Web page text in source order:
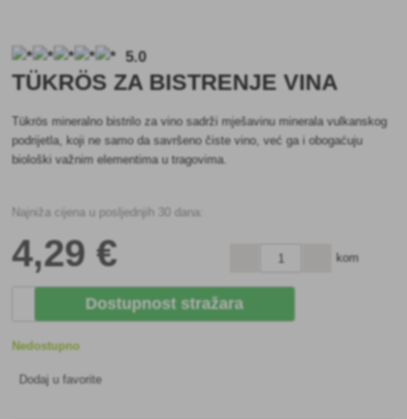
5.0
TÜKRÖS ZA BISTRENJE VINA
Tükrös mineralno bistrilo za vino sadrži mješavinu minerala vulkanskog
podrijetla, koji ne samo da savršeno čiste vino, već ga i obogaćuju
biološki važnim elementima u tragovima.
Najniža cijena u posljednjih 30 dana:
4,29 € kom
Dostupnost stražara
Nedostupno
Dodaj u favorite